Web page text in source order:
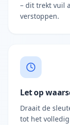
– dit trekt vuil
verstoppen.
Let op
Draait de
tot het